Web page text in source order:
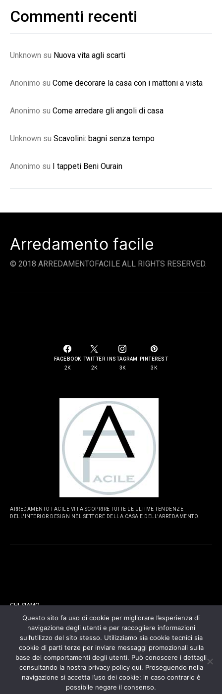
Commenti recenti
Unknown su Nuova vita agli scarti
Anonimo su Come decorare la casa con i mattoni a vista
Anonimo su Come arredare gli angoli di casa
Unknown su Scavolini: bagni senza tempo
Anonimo su I tappeti Beni Ourain
Arredamento facile
© 2018 ARREDAMENTOFACILE ALL RIGHTS RESERVED.
FACEBOOK
2K
TWITTER
2K
INSTAGRAM
3K
PINTEREST
3K
ARREDAMENTO FACILE VI FA SCOPRIRE TUTTE LE ULTIME TENDENZE
DELL'INTERIOR DESIGN NEL SETTORE DELLA CASA E DELL'ARREDAMENTO.
CHI SIAMO
CONTATTI
COOKIES POLICY
PRIVACY POLICY
Questo sito fa uso di cookie per migliorare l’esperienza di
navigazione degli utenti e per raccogliere informazioni
sull’utilizzo del sito stesso. Utilizziamo sia cookie tecnici sia
cookie di parti terze per inviare messaggi promozionali sulla
base dei comportamenti degli utenti. Può conoscere i dettagli
consultando la nostra privacy policy qui. Proseguendo nella
navigazione si accetta l’uso dei cookie; in caso contrario è
possibile negare il consenso.